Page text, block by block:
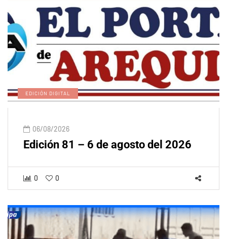
EDICIÓN DIGITAL
06/08/2026
Edición 81 – 6 de agosto del 2026
0 0